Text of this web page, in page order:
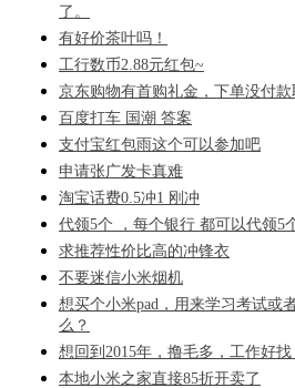
了。
有好价茶叶吗！
工行数币2.88元红包~
京东购物有首购礼金，下单没付
百度打车 国潮 答案
支付宝红包雨这个可以参加吧
申请张广发卡真难
淘宝话费0.5冲1 刚冲
代领5个 ，每个银行 都可以代领5
求推荐性价比高的冲锋衣
不要迷信小米烟机
想买个小米pad，用来学习考试或
么？
想回到2015年，撸毛多，工作好
本地小米之家直接85折开卖了